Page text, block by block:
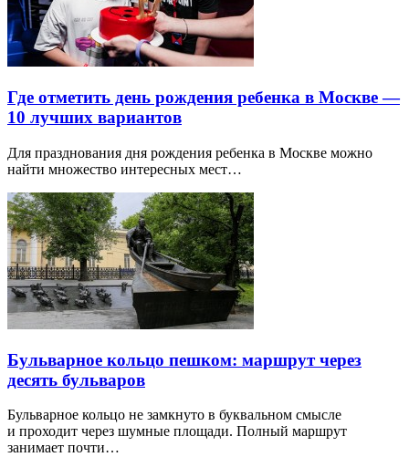
Где отметить день рождения ребенка в Москве —
10 лучших вариантов
Для празднования дня рождения ребенка в Москве можно
найти множество интересных мест…
Бульварное кольцо пешком: маршрут через
десять бульваров
Бульварное кольцо не замкнуто в буквальном смысле
и проходит через шумные площади. Полный маршрут
занимает почти…